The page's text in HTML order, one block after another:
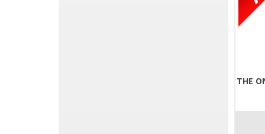
THE